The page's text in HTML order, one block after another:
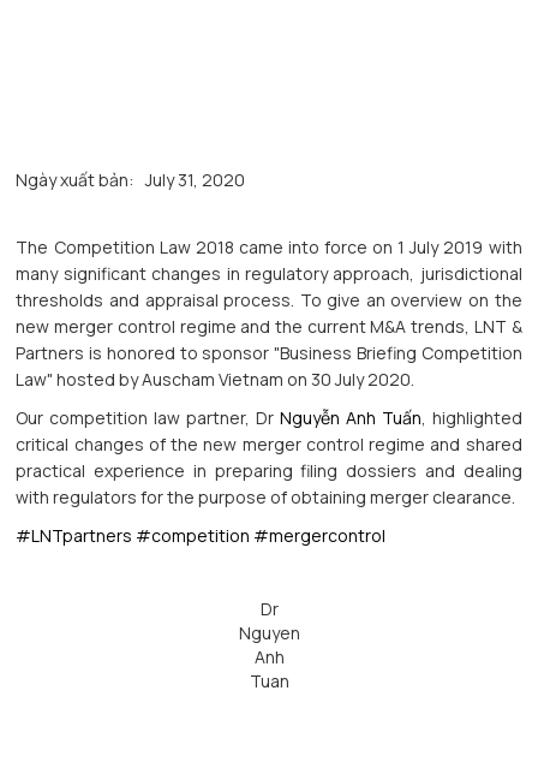
Ngày xuất bản: July 31, 2020
The Competition Law 2018 came into force on 1 July 2019 with
many significant changes in regulatory approach, jurisdictional
thresholds and appraisal process. To give an overview on the
new merger control regime and the current M&A trends, LNT &
Partners is honored to sponsor "Business Briefing Competition
Law" hosted by Auscham Vietnam on 30 July 2020.
Our competition law partner, Dr Nguyễn Anh Tuấn , highlighted
critical changes of the new merger control regime and shared
practical experience in preparing filing dossiers and dealing
with regulators for the purpose of obtaining merger clearance.
#LNTpartners #competition #mergercontrol
Dr
Nguyen
Anh
Tuan